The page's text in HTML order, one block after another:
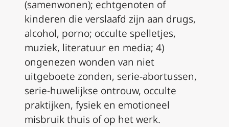
(samenwonen); echtgenoten of
kinderen die verslaafd zijn aan drugs,
alcohol, porno; occulte spelletjes,
muziek, literatuur en media; 4)
ongenezen wonden van niet
uitgeboete zonden, serie-abortussen,
serie-huwelijkse ontrouw, occulte
praktijken, fysiek en emotioneel
misbruik thuis of op het werk.